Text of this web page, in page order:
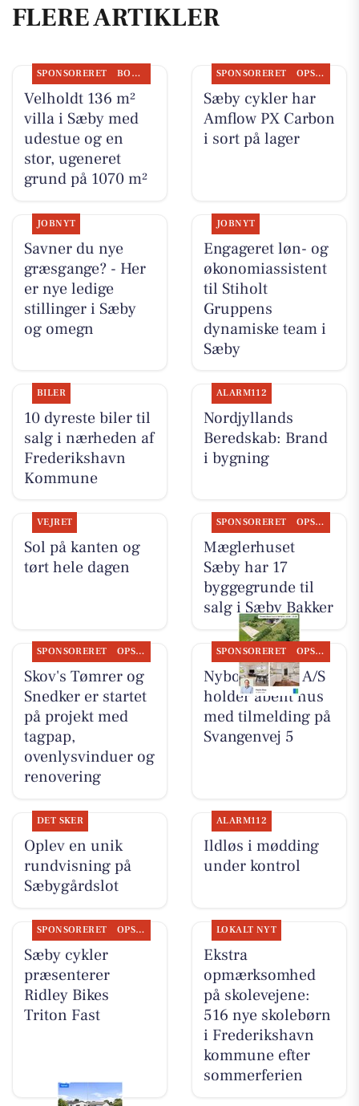
FLERE ARTIKLER
SPONSORERET BOLIGMARKED
Velholdt 136 m²
villa i Sæby med
udestue og en
stor, ugeneret
grund på 1070 m²
SPONSORERET OPSLAGSTAVLEN
Sæby cykler har
Amflow PX Carbon
i sort på lager
JOBNYT
Savner du nye
græsgange? - Her
er nye ledige
stillinger i Sæby
og omegn
JOBNYT
Engageret løn- og
økonomiassistent
til Stiholt
Gruppens
dynamiske team i
Sæby
BILER
10 dyreste biler til
salg i nærheden af
Frederikshavn
Kommune
ALARM112
Nordjyllands
Beredskab: Brand
i bygning
VEJRET
Sol på kanten og
tørt hele dagen
SPONSORERET OPSLAGSTAVLEN
Mæglerhuset
Sæby har 17
byggegrunde til
salg i Sæby Bakker
SPONSORERET OPSLAGSTAVLEN
Skov's Tømrer og
Snedker er startet
på projekt med
tagpap,
ovenlysvinduer og
renovering
SPONSORERET OPSLAGSTAVLEN
Nybolig Sæby A/S
holder åbent hus
med tilmelding på
Svangenvej 5
DET SKER
Oplev en unik
rundvisning på
Sæbygårdslot
ALARM112
Ildløs i mødding
under kontrol
SPONSORERET OPSLAGSTAVLEN
Sæby cykler
præsenterer
Ridley Bikes
Triton Fast
LOKALT NYT
Ekstra
opmærksomhed
på skolevejene:
516 nye skolebørn
i Frederikshavn
kommune efter
sommerferien